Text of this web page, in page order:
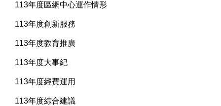
113年度區網中心運作情形
113年度創新服務
113年度教育推廣
113年度大事紀
113年度經費運用
113年度綜合建議